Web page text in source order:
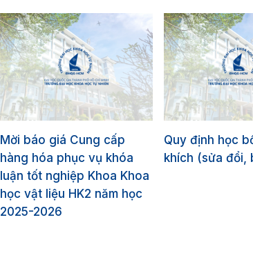
Mời báo giá Cung cấp
hàng hóa phục vụ khóa
luận tốt nghiệp Khoa Khoa
học vật liệu HK2 năm học
2025-2026
Quy định học
khích (sửa đổi,